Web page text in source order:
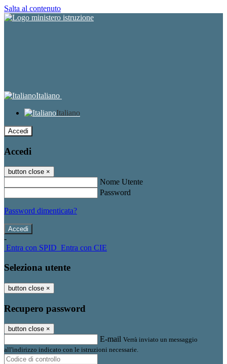
Salta al contenuto
Italiano
Italiano
Accedi
Accedi
button close ×
Nome Utente
Password
Password dimenticata?
-
Entra con SPID Entra con CIE
Seleziona utente
button close ×
Recupero password
button close ×
E-mail Verrà inviato un messaggio
all'indirizzo indicato con le istruzioni necessarie.